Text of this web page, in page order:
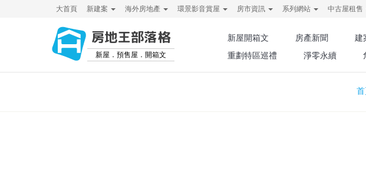
大首頁 新建案 海外房地產 環景影音賞屋 房市資訊 系列網站 中古屋租售
房地王部落格
新屋．預售屋．開箱文
新屋開箱文 房產新聞 建
重劃特區巡禮
淨零永續
首